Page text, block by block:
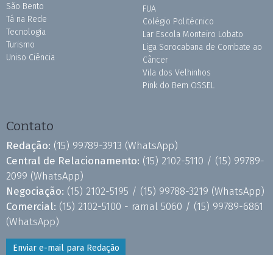
São Bento
Tá na Rede
Tecnologia
Turismo
Uniso Ciência
FUA
Colégio Politécnico
Lar Escola Monteiro Lobato
Liga Sorocabana de Combate ao
Câncer
Vila dos Velhinhos
Pink do Bem OSSEL
Contato
Redação: (15) 99789-3913 (WhatsApp)
Central de Relacionamento: (15) 2102-5110 / (15) 99789-
2099 (WhatsApp)
Negociação: (15) 2102-5195 / (15) 99788-3219 (WhatsApp)
Comercial: (15) 2102-5100 - ramal 5060 / (15) 99789-6861
(WhatsApp)
Enviar e-mail para Redação